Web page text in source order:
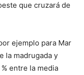
que cruzará de
ejemplo para Mar
la madrugada y
entre la media